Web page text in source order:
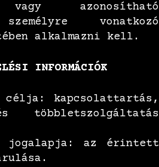
azonosítható
vonatkozó
alkalmazni kell.
INFORMÁCIÓK
célja: kapcsolattartás,
többletszolgáltatás
jogalapja: az érintett